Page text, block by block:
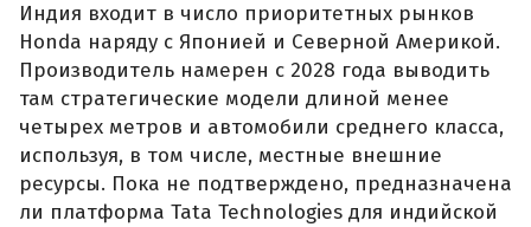
Индия входит в число приоритетных рынков
Honda наряду с Японией и Северной Америкой.
Производитель намерен с 2028 года выводить
там стратегические модели длиной менее
четырех метров и автомобили среднего класса,
используя, в том числе, местные внешние
ресурсы. Пока не подтверждено, предназначена
ли платформа Tata Technologies для индийской